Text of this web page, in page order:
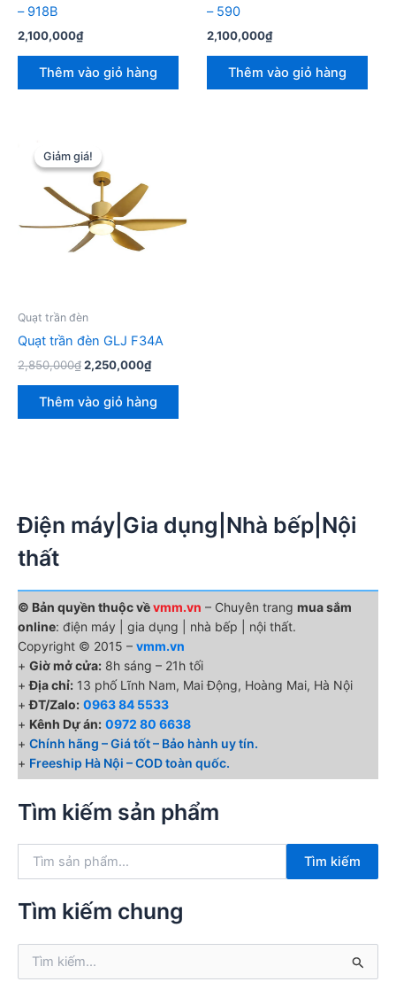
– 918B
2,100,000₫
Thêm vào giỏ hàng
– 590
2,100,000₫
Thêm vào giỏ hàng
Giảm giá!
Giảm giá!
Quạt trần đèn
Quạt trần đèn GLJ F34A
2,850,000₫Giá
là:
2,850,000₫.
2,250,000₫Giá
là:
Thêm vào giỏ hàng
Điện máy|Gia dụng|Nhà bếp|Nội
thất
© Bản quyền thuộc vềvmm.vn – Chuyên trang mua sắm
online: điện máy | gia dụng | nhà bếp | nội thất.
Copyright © 2015 – vmm.vn
+ Giờ mở cửa: 8h sáng – 21h tối
+Địa chỉ: 13 phố Lĩnh Nam, Mai Động, Hoàng Mai, Hà Nội
+ĐT/Zalo: 0963 84 5533
+ Kênh Dự án: 0972 80 6638
+ Chính hãng – Giá tốt – Bảo hành uy tín.
+ Freeship Hà Nội – COD toàn quốc.
Tìm kiếm sản phẩm
k
:
Tìm kiếm
Tìm kiếm chung